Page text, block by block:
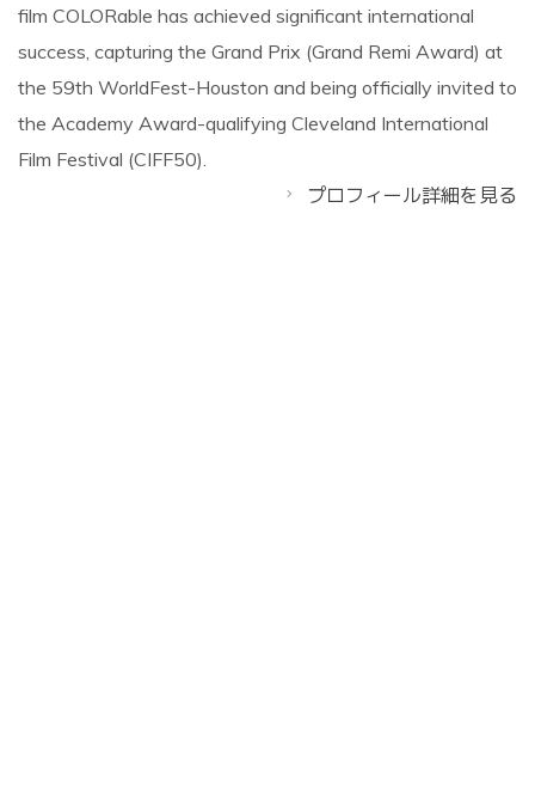
film COLORable has achieved significant international
success, capturing the Grand Prix (Grand Remi Award) at
the 59th WorldFest-Houston and being officially invited to
the Academy Award-qualifying Cleveland International
Film Festival (CIFF50).
プロフィール詳細を見る